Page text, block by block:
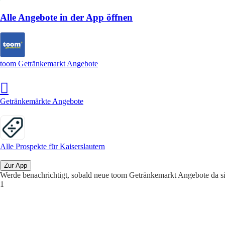
Alle Angebote in der App öffnen
toom Getränkemarkt Angebote
Getränkemärkte Angebote
Alle Prospekte für Kaiserslautern
Zur App
Werde benachrichtigt, sobald neue toom Getränkemarkt Angebote da